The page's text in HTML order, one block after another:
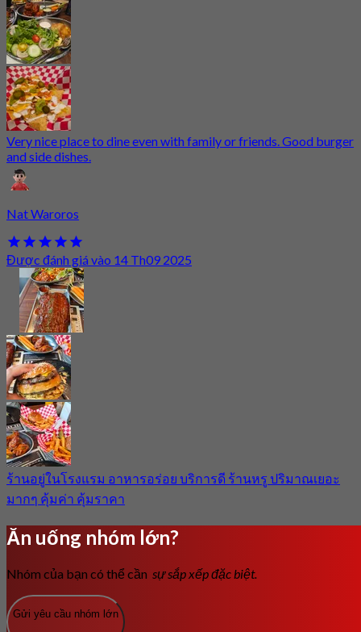
Very nice place to dine even with family or friends. Good burger
and side dishes.
Nat Waroros
Được đánh giá vào 14 Th09 2025
ร้านอยู่ในโรงแรม อาหารอร่อย บริการดี ร้านหรู ปริมาณเยอะ
มากๆ คุ้มค่า คุ้มราคา
Ăn uống nhóm lớn?
Nhóm của bạn có thể cần sự sắp xếp đặc biệt.
Gửi yêu cầu nhóm lớn